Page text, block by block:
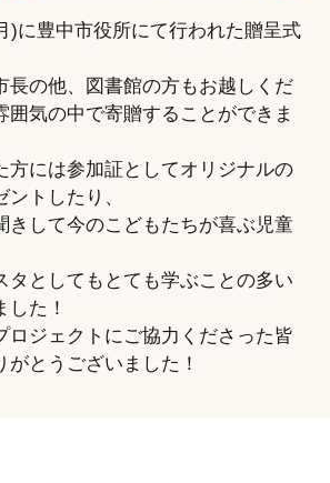
)に豊中市役所にて行われた贈呈式
長の他、図書館の方もお越しくだ
囲気の中で寄贈することができま
方には参加証としてオリジナルの
トしたり、
きして今のこどもたちが喜ぶ児童
タとしてもとても学ぶことの多い
した！
ロジェクトにご協力くださった皆
がとうございました！